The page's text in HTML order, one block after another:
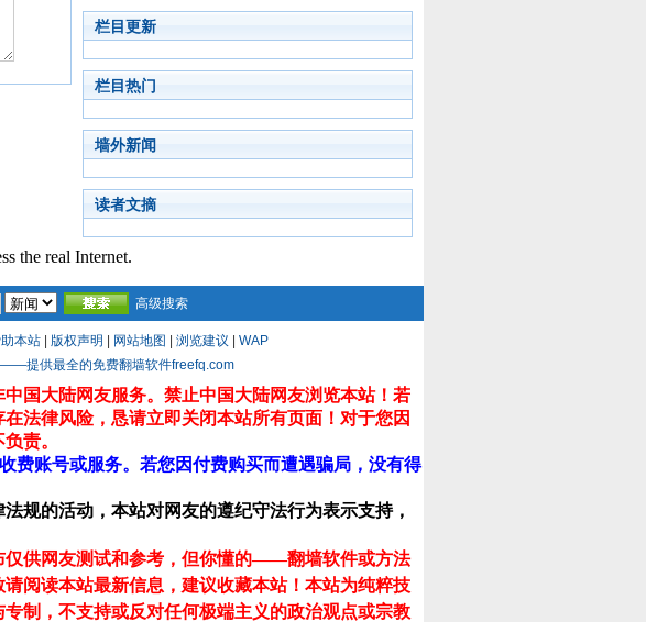
栏目更新
栏目热门
墙外新闻
读者文摘
the real Internet.
高级搜索
本站 版权声明 网站地图 浏览建议
WAP
提供最全的免费翻墙软件freefq.com
国大陆网友服务。禁止中国大陆网友浏览本站！若
法律风险，恳请立即关闭本站所有页面！对于您因
责。
费账号或服务。若您因付费购买而遭遇骗局，没有得
规的活动，本站对网友的遵纪守法行为表示支持，
仅供网友测试和参考，但你懂的——翻墙软件或方法
阅读本站最新信息，建议收藏本站！ 本站为纯粹技
制，不支持或反对任何极端主义的政治观点或宗教